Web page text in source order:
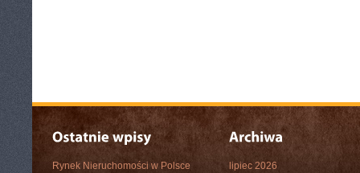
Rynek Nieruchomości w Polsce
lipiec 2026